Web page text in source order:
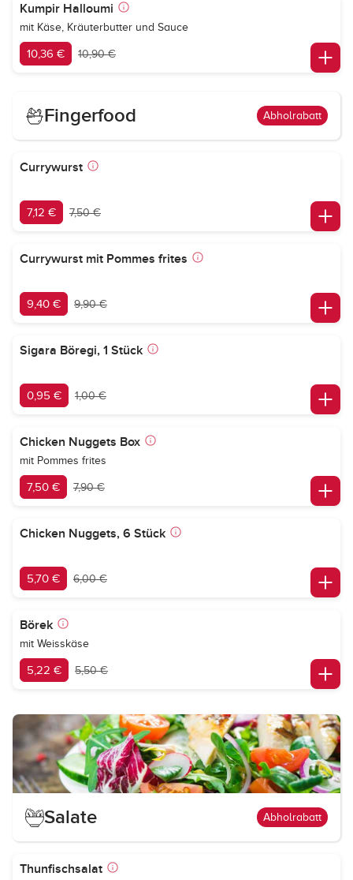
Kumpir Halloumi
mit Käse, Kräuterbutter und Sauce
10,36 € 10,90 €
Fingerfood Abholrabatt
Currywurst
7,12 € 7,50 €
Currywurst mit Pommes frites
9,40 € 9,90 €
Sigara Böregi, 1 Stück
0,95 € 1,00 €
Chicken Nuggets Box
mit Pommes frites
7,50 € 7,90 €
Chicken Nuggets, 6 Stück
5,70 € 6,00 €
Börek
mit Weisskäse
5,22 € 5,50 €
Salate Abholrabatt
Thunfischsalat